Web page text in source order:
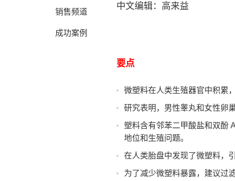
销售频道
成功案例
中文编辑：高来益
要点
微塑料在人类生殖器官中积累
研究表明，男性睾丸和女性卵
塑料含有邻苯二甲酸盐和双酚
地位和生殖问题。
在人类胎盘中发现了微塑料，
为了减少微塑料暴露，建议过